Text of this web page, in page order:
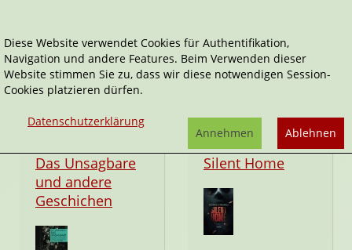
Horror
Das Unsagbare
und andere
Geschichen
Taschenbuch
Silent Home
Diese Website verwendet Cookies für Authentifikation,
Navigation und andere Features. Beim Verwenden dieser
Website stimmen Sie zu, dass wir diese notwendigen Session-
Cookies platzieren dürfen.
Datenschutzerklärung
Ablehnen
Annehmen